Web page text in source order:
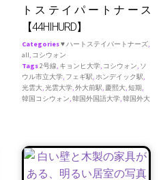
トステイパートナース
【44HIHURD】
Categories♥ ハートステイパートナーズ,
all, コシウォン
Tags2号線, キョンヒ大学, コシウォン, ソ
ウル市立大学, フェギ駅,ホンデイック駅,
光雲大,光雲大学,外大前駅, 慶熙大,短期,
韓国コシウォン,韓国外国語大学,韓国外大